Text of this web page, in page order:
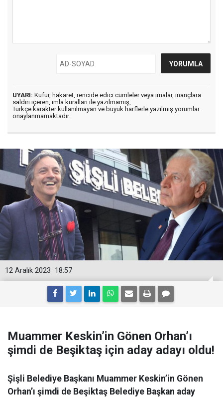
UYARI: Küfür, hakaret, rencide edici cümleler veya imalar, inançlara
saldırı içeren, imla kuralları ile yazılmamış,
Türkçe karakter kullanılmayan ve büyük harflerle yazılmış yorumlar
onaylanmamaktadır.
18:57
12 Aralık 2023
Muammer Keskin’in Gönen Orhan’ı
şimdi de Beşiktaş için aday adayı oldu!
Şişli Belediye Başkanı Muammer Keskin’in Gönen
Orhan’ı şimdi de Beşiktaş Belediye Başkan aday